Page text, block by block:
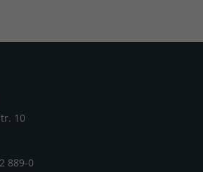
10
889-0